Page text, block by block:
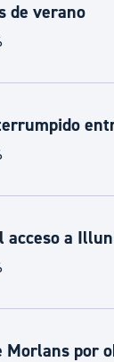
de verano
a
Morlans por